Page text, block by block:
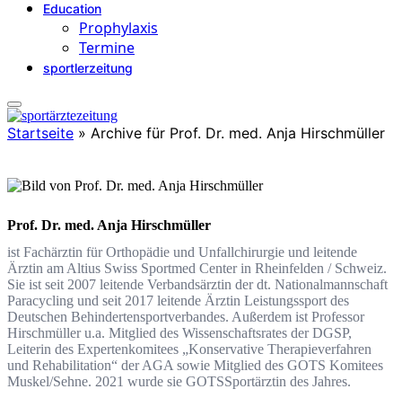
Education
Prophylaxis
Termine
sportlerzeitung
Startseite » Archive für Prof. Dr. med. Anja Hirschmüller
Prof. Dr. med. Anja Hirschmüller
ist Fachärztin für Orthopädie und Unfallchirurgie und leitende
Ärztin am Altius Swiss Sportmed Center in Rheinfelden / Schweiz.
Sie ist seit 2007 leitende Verbandsärztin der dt. Nationalmannschaft
Paracycling und seit 2017 leitende Ärztin Leistungssport des
Deutschen Behindertensportverbandes. Außerdem ist Professor
Hirschmüller u.a. Mitglied des Wissenschaftsrates der DGSP,
Leiterin des Expertenkomitees „Konservative Therapieverfahren
und Rehabilitation“ der AGA sowie Mitglied des GOTS Komitees
Muskel/Sehne. 2021 wurde sie GOTS­Sportärztin des Jahres.